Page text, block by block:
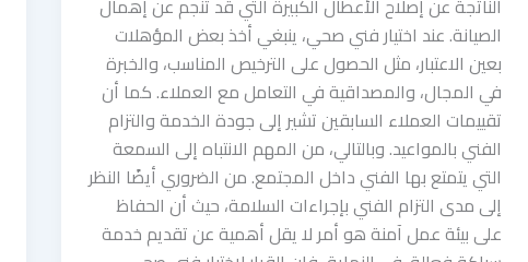
الصيانة. عند اختيار فني صحي، ينبغي أخذ بعض المؤهلات
بعين الاعتبار، مثل الحصول على الترخيص المناسب، والخبرة
في المجال، والمصداقية في التعامل مع العملاء. كما أن
تقييمات العملاء السابقين تشير إلى جودة الخدمة والتزام
الفني بالمواعيد. وبالتالي، من المهم الانتباه إلى السمعة
التي يتمتع بها الفني داخل المجتمع. من الضروري أيضًا النظر
إلى مدى التزام الفني بإجراءات السلامة، حيث أن الحفاظ
على بيئة عمل آمنة هو أمر لا يقل أهمية عن تقديم خدمة